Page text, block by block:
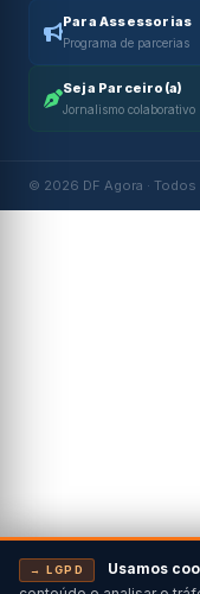
Para Assessorias
Programa de parcerias
Seja Parceiro(a)
Jornalismo colaborativo
© 2026 DF Agora ·
→ LGPD Usamos